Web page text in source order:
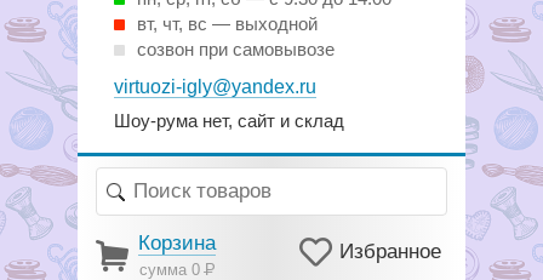
вт, чт, вс — выходной
созвон при самовывозе
virtuozi-igly@yandex.ru
Шоу-рума нет, сайт и склад
Корзина
сумма 0Р
Избранное